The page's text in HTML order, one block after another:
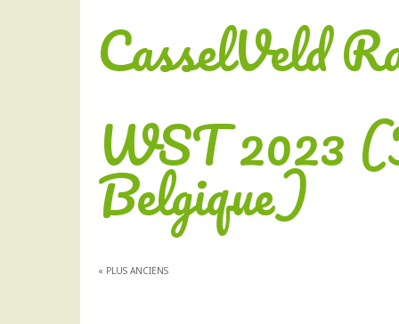
CasselVeld
WST 2023
Belgique)
« PLUS ANCIENS